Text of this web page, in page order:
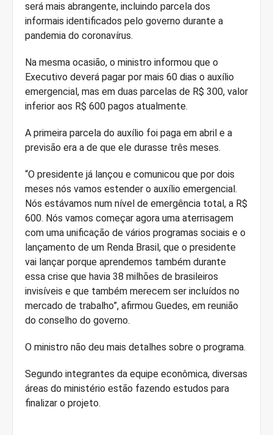
será mais abrangente, incluindo parcela dos
informais identificados pelo governo durante a
pandemia do coronavírus.
Na mesma ocasião, o ministro informou que o
Executivo deverá pagar por mais 60 dias o auxílio
emergencial, mas em duas parcelas de R$ 300, valor
inferior aos R$ 600 pagos atualmente.
A primeira parcela do auxílio foi paga em abril e a
previsão era a de que ele durasse três meses.
“O presidente já lançou e comunicou que por dois
meses nós vamos estender o auxílio emergencial.
Nós estávamos num nível de emergência total, a R$
600. Nós vamos começar agora uma aterrisagem
com uma unificação de vários programas sociais e o
lançamento de um Renda Brasil, que o presidente
vai lançar porque aprendemos também durante
essa crise que havia 38 milhões de brasileiros
invisíveis e que também merecem ser incluídos no
mercado de trabalho”, afirmou Guedes, em reunião
do conselho do governo.
O ministro não deu mais detalhes sobre o programa.
Segundo integrantes da equipe econômica, diversas
áreas do ministério estão fazendo estudos para
finalizar o projeto.